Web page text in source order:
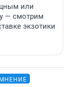
или
— смотрим
экзотики
МНЕНИЕ